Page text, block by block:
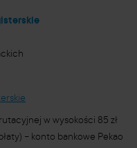
w wysokości 85 zł
– konto bankowe Pekao